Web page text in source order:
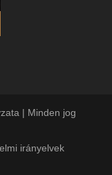
| Minden jog
irányelvek